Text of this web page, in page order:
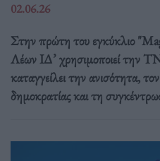
02.06.26
Στην πρώτη του εγκύκλιο
Λέων ΙΔ’ χρησιμοποιεί την
καταγγείλει την ανισότητα,
δημοκρατίας και τη